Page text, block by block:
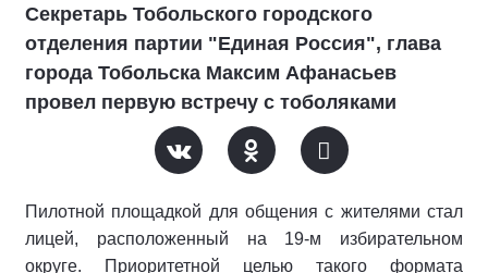
Секретарь Тобольского городского
отделения партии "Единая Россия", глава
города Тобольска Максим Афанасьев
провел первую встречу с тоболяками
Пилотной площадкой для общения с жителями стал
лицей, расположенный на 19-м избирательном
округе. Приоритетной целью такого формата